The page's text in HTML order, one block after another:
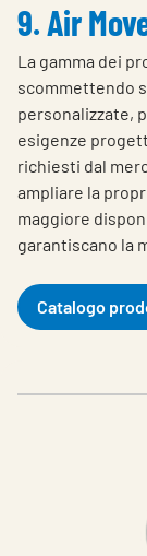
9. Air
La gamma dei
scommettendo
personalizzate,
esigenze
richiesti dal
ampliare la
maggiore
garantiscano la
Catalogo